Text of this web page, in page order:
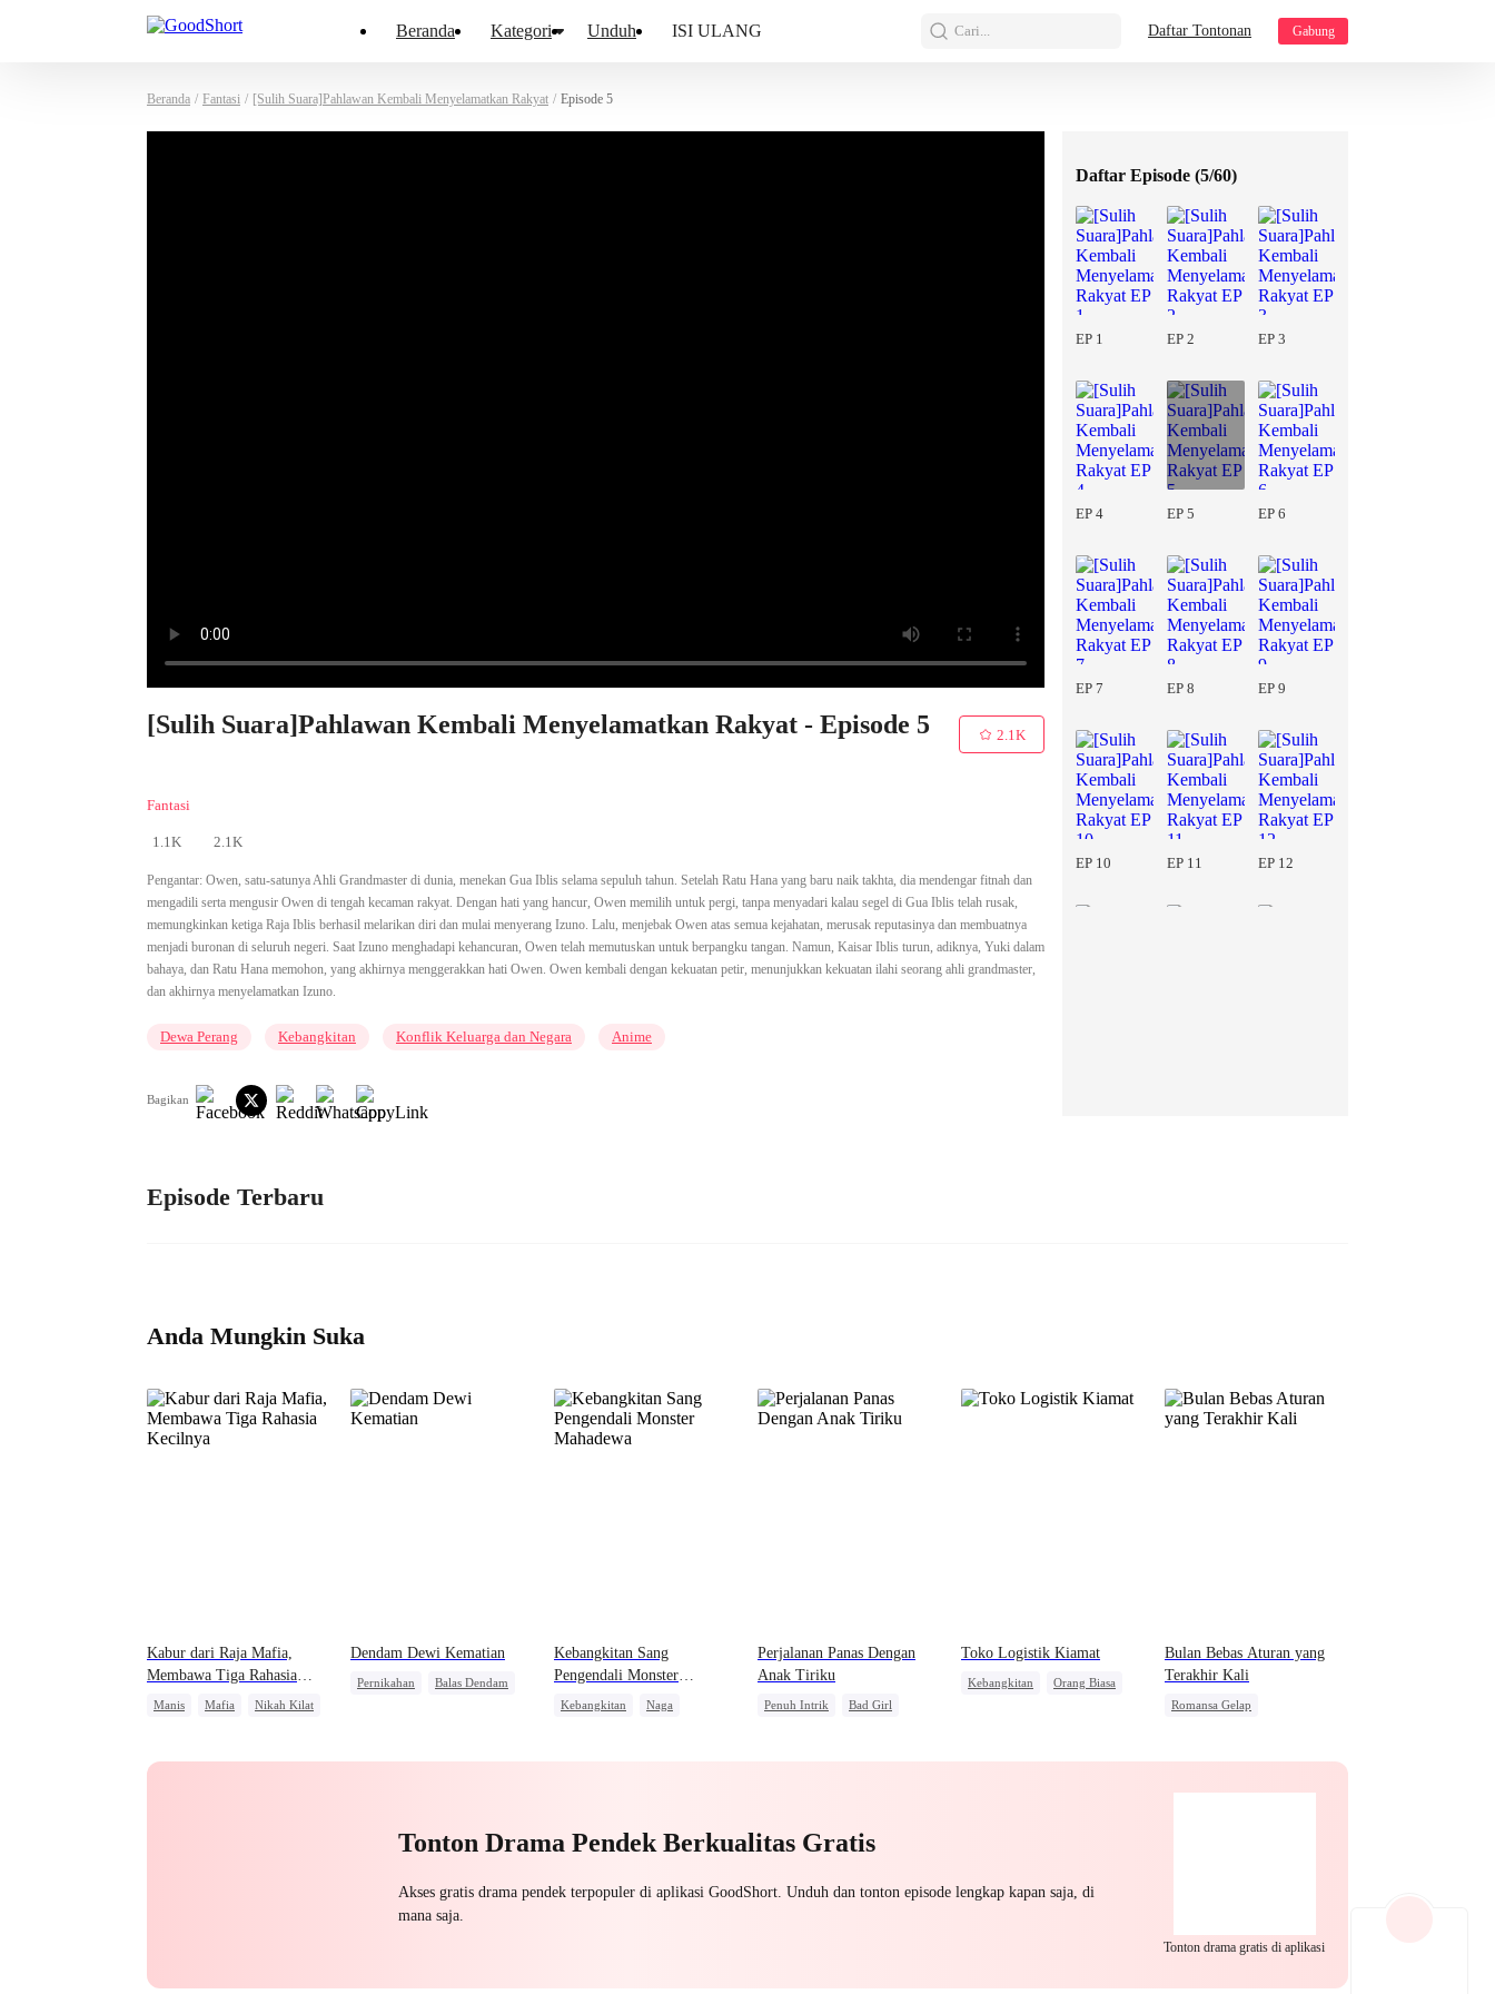
Beranda Kategori Unduh ISI ULANG Cari... Daftar Tontonan Gabung
Beranda / Fantasi / [Sulih Suara]Pahlawan Kembali Menyelamatkan Rakyat / Episode 5
[Sulih Suara]Pahlawan Kembali Menyelamatkan Rakyat - Episode 5
Fantasi
1.1K 2.1K
2.1K
Pengantar: Owen, satu-satunya Ahli Grandmaster di dunia, menekan Gua Iblis selama sepuluh tahun. Setelah Ratu Hana yang baru naik takhta, dia mendengar fitnah dan
mengadili serta mengusir Owen di tengah kecaman rakyat. Dengan hati yang hancur, Owen memilih untuk pergi, tanpa menyadari kalau segel di Gua Iblis telah rusak,
memungkinkan ketiga Raja Iblis berhasil melarikan diri dan mulai menyerang Izuno. Lalu, menjebak Owen atas semua kejahatan, merusak reputasinya dan membuatnya
menjadi buronan di seluruh negeri. Saat Izuno menghadapi kehancuran, Owen telah memutuskan untuk berpangku tangan. Namun, Kaisar Iblis turun, adiknya, Yuki dalam
bahaya, dan Ratu Hana memohon, yang akhirnya menggerakkan hati Owen. Owen kembali dengan kekuatan petir, menunjukkan kekuatan ilahi seorang ahli grandmaster,
dan akhirnya menyelamatkan Izuno.
Dewa Perang Kebangkitan Konflik Keluarga dan Negara Anime
Bagikan
Daftar Episode (5/60)
EP 1 EP 2 EP 3
EP 4 EP 5 EP 6
EP 7 EP 8 EP 9
EP 10 EP 11 EP 12
EP 20
Episode Terbaru
Anda Mungkin Suka
Kabur dari Raja Mafia,
Membawa Tiga Rahasia
Kecilnya
Manis Mafia
Nikah Kilat
Dendam Dewi Kematian
Pernikahan
Balas Dendam
Kebangkitan Sang
Pengendali Monster
Mahadewa
Kebangkitan
Naga
Perjalanan Panas Dengan
Anak Tiriku
Penuh Intrik
Bad Girl
Toko Logistik Kiamat
Kebangkitan
Orang Biasa
Bulan Bebas Aturan yang
Terakhir Kali
Romansa Gelap
Tonton Drama Pendek Berkualitas Gratis
Akses gratis drama pendek terpopuler di aplikasi GoodShort. Unduh dan tonton episode lengkap kapan saja, di
mana saja.
Tonton drama gratis di aplikasi